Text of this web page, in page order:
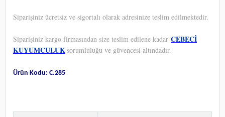
Siparişiniz ücretsiz ve sigortalı olarak adresinize teslim edilmektedir.
Siparişiniz kargo firmasından size teslim edilene kadar CEBECİ
KUYUMCULUKsorumluluğu ve güvencesi altındadır.
Ürün Kodu: C.285